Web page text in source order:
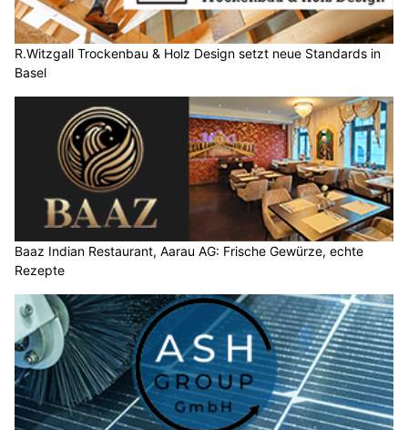
R.Witzgall Trockenbau & Holz Design setzt neue Standards in
Basel
Baaz Indian Restaurant, Aarau AG: Frische Gewürze, echte
Rezepte